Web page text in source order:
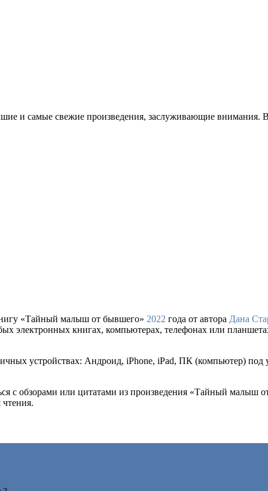
и самые свежие произведения, заслуживающие внимания.
«Тайный малыш от бывшего» 2022 года от автора Дана
электронных книгах, компьютерах, телефонах или
устройствах: Андроид, iPhone, iPad, ПК (компьютер)
с обзорами или цитатами из произведения «Тайный малыш
чтения.